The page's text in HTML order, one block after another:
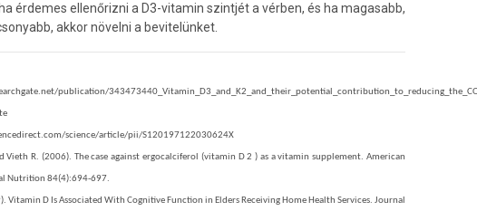
érdemes ellenőrizni a D3-vitamin szintjét a vérben, és ha magasabb,
akkor növelni a bevitelünket.
publication/
science/article/pii/S120197122030624X
Vieth R. (2006). The case against ergocalciferol (vitamin D 2 ) as a vitamin supplement. American
Nutrition 84(4):694-697.
Vitamin D Is Associated With Cognitive Function in Elders Receiving Home Health Services. Journal